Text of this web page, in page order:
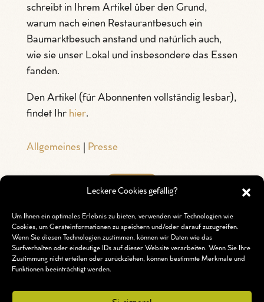
Leckere Cookies gefällig?
Um Ihnen ein optimales Erlebnis zu bieten, verwenden wir Technologien wie
Cookies, um Geräteinformationen zu speichern und/oder darauf zuzugreifen.
Wenn Sie diesen Technologien zustimmen, können wir Daten wie das
Surfverhalten oder eindeutige IDs auf dieser Website verarbeiten. Wenn Sie Ihre
Zustimmung nicht erteilen oder zurückziehen, können bestimmte Merkmale und
Funktionen beeinträchtigt werden.
schreibt in Ihrem Artikel über den Grund,
warum nach einen Restaurantbesuch ein
Baumarktbesuch anstand und natürlich auch,
wie sie unser Lokal und insbesondere das Essen
fanden.
Den Artikel (für Abonnenten vollständig lesbar),
findet Ihr hier.
Allgemeines Presse
Zurück